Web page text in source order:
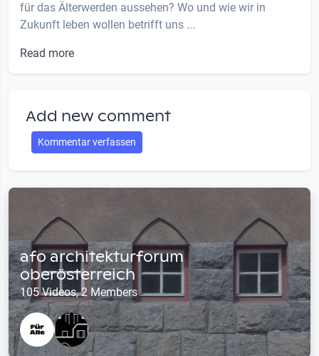
für das Älterwerden aussehen? Wo und wie wir in
Zukunft leben wollen betrifft uns ...
Read more
Add new comment
Kommentar verfassen
afo architekturforum
oberösterreich
105 Videos, 2 Members